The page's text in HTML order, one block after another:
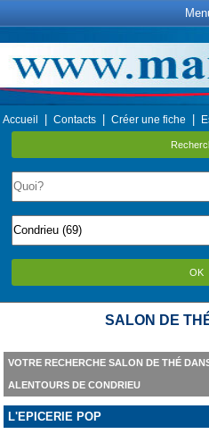
Accueil Contacts Créer une fiche
OK
SALON DE
VOTRE RECHERCHE SALON DE THÉ
ALENTOURS DE CONDRIEU
L'EPICERIE POP